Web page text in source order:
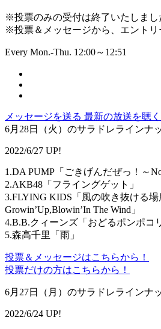
※投票のみの受付は終了いたしまし
※投票＆メッセージから、エントリ
Every Mon.-Thu. 12:00～12:51
メッセージを送る 最新の放送を聴く
6月28日（火）のサラドレラインナ
2022/6/27 UP!
1.DA PUMP「ごきげんだぜっ！～
2.AKB48「フライングゲット」
3.FLYING KIDS「風の吹き抜ける場
Growin’Up,Blowin’In The Wind」
4.B.B.クィーンズ「おどるポンポコ
5.森高千里「雨」
投票＆メッセージはこちらから！
投票だけの方はこちらから！
6月27日（月）のサラドレラインナ
2022/6/24 UP!